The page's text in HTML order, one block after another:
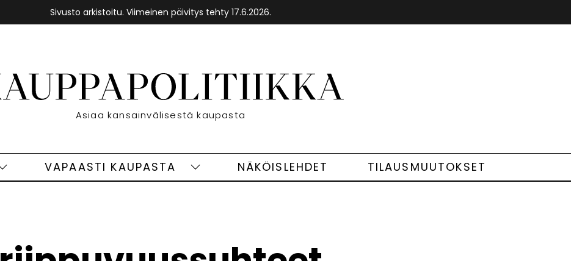
Sivusto arkistoitu. Viimeinen päivitys tehty 17.6.2026.
Etusivu
Asiaa kansainvälisestä kaupasta
Alueet
VAPAASTI KAUPASTA
VapaastiNÄKÖISLEHDET TILAUSMUUTOKSET